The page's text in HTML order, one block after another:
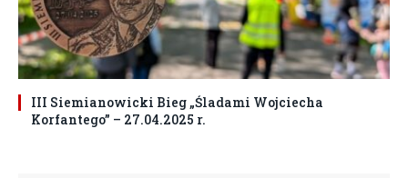
III Siemianowicki Bieg „Śladami Wojciecha
Korfantego” – 27.04.2025 r.